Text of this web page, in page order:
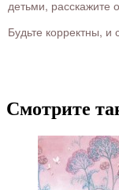
детьми, расскажите
Будьте корректны,
Смотрите